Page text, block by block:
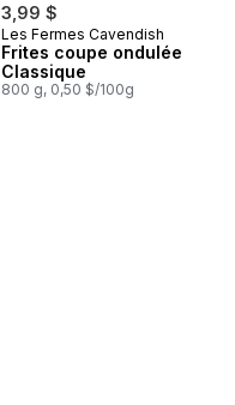
3,99 $
Préparé au Canada
Les Fermes Cavendish
Frites coupe ondulée
Classique
800 g, 0,50 $/100g